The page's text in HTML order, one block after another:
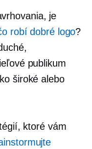
je
robí dobré logo?
publikum
široké alebo
ktoré vám